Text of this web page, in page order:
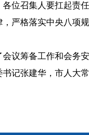
位召集人要扛起责
严格落实中央八项
议筹备工作和会务安
记张建华，市人大